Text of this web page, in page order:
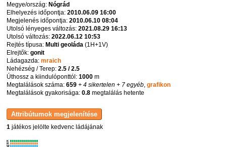
Megye/ország:Nógrád
Elhelyezés időpontja:2010.06.09 16:00
Megjelenés időpontja:2010.06.10 08:04
Utolsó lényeges változás:2021.08.29 16:13
Utolsó változás:2022.06.12 10:53
Rejtés típusa:Multi geoláda (1H+1V)
Elrejtők:gonit
Ládagazda:mraich
Nehézség / Terep:2.5 / 2.5
Úthossz a kiindulóponttól:1000 m
Megtalálások száma:659 + 4 sikertelen + 7 egyéb ,grafikon
Megtalálások gyakorisága:0.8 megtalálás hetente
1 játékos jelölte kedvenc ládájának
K
R
W